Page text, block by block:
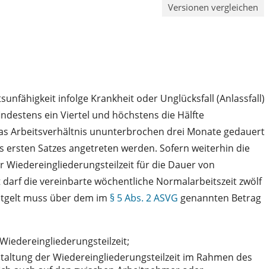
Versionen vergleichen
infolge Krankheit oder Unglücksfall (Anlassfall)
ein Viertel und höchstens die Hälfte
Arbeitsverhältnis ununterbrochen drei Monate gedauert
Satzes angetreten werden. Sofern weiterhin die
Wiedereingliederungsteilzeit für die Dauer von
die vereinbarte wöchentliche Normalarbeitszeit zwölf
muss über dem im § 5 Abs. 2 ASVG genannten Betrag
der Wiedereingliederungsteilzeit im Rahmen des